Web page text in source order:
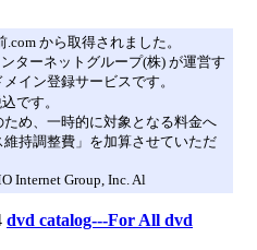
から取得されました。
ターネットグループ(株) が運営す
イン登録サービスです。
です。
め、一時的に対象となる料金へ
持調整費」を加算させていただ
Internet Group, Inc. Al
dvd catalog---For All dvd